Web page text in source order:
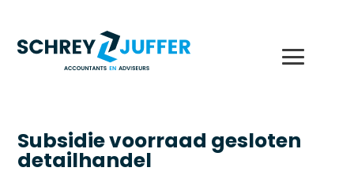
Subsidie voorraad gesloten
detailhandel